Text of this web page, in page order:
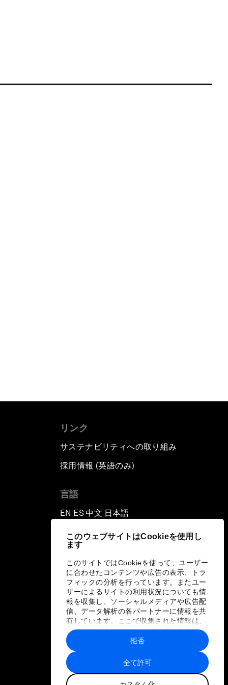
このウェブサイトはCookieを使用し
ます
このサイトではCookieを使って、ユーザー
に合わせたコンテンツや広告の表示、トラ
フィックの分析を行っています。またユー
ザーによるサイトの利用状況についても情
報を収集し、ソーシャルメディアや広告配
信、データ解析の各パートナーに情報を共
有しています。ここで収集された情報は、
ユーザーが各パートナーに提供した他の情
報や各パートナーのサービスを使用した際
に収集された情報と組み合わされ、各パー
トナーによって使用されることがありま
す。
全て許可
拒否
リンク
サステナビリティへの取り組み
採用情報 (英語のみ)
言語
EN ▪ ES▪中文▪ 日本語